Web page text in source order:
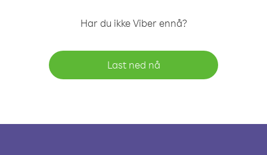
Har du ikke Viber ennå?
Last ned nå